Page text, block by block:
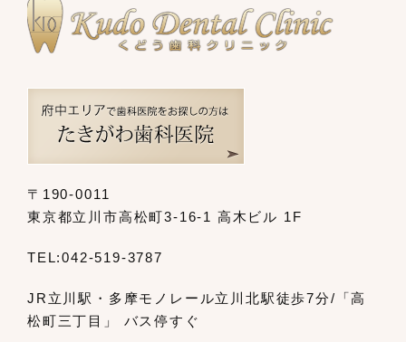
〒190-0011
東京都立川市高松町3-16-1 高木ビル 1F
TEL:042-519-3787
JR立川駅・多摩モノレール立川北駅徒歩7分/「高
松町三丁目」 バス停すぐ